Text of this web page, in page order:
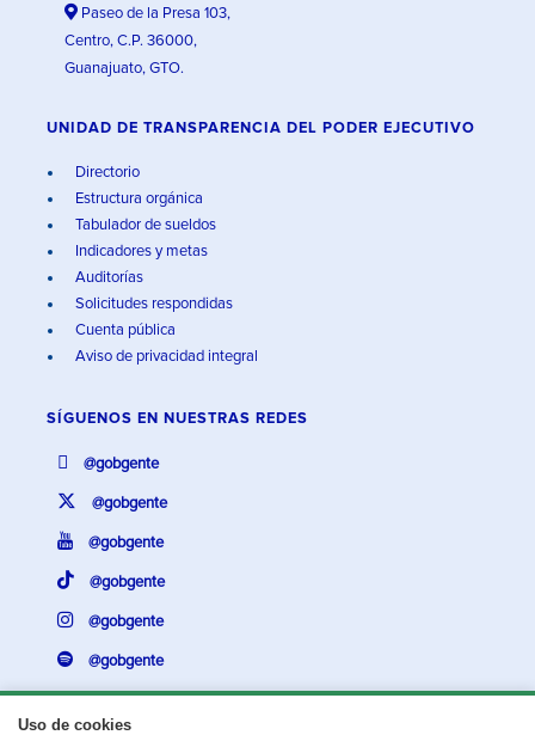
Uso de cookies
Paseo de la Presa 103,
Centro, C.P. 36000,
Guanajuato, GTO.
UNIDAD DE TRANSPARENCIA DEL PODER EJECUTIVO
Directorio
Estructura orgánica
Tabulador de sueldos
Indicadores y metas
Auditorías
Solicitudes respondidas
Cuenta pública
Aviso de privacidad integral
SÍGUENOS EN NUESTRAS REDES
@gobgente
@gobgente
@gobgente
@gobgente
@gobgente
@gobgente